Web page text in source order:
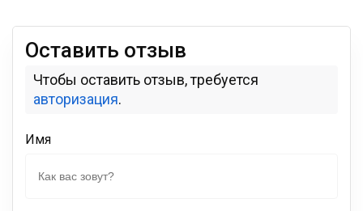
Оставить отзыв
Чтобы оставить отзыв, требуется
авторизация.
Имя